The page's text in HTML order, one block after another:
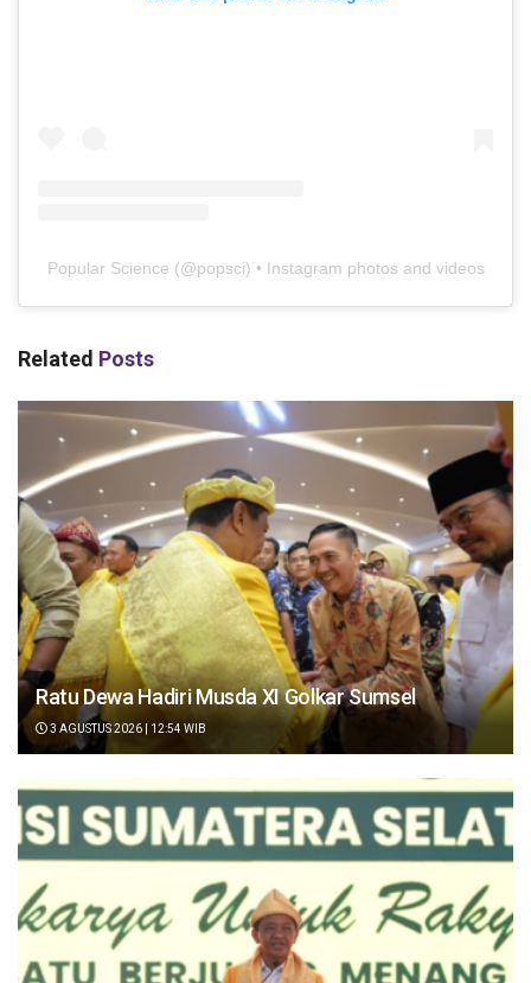
Popular Science (@popsci) • Instagram photos and videos
Related Posts
Ratu Dewa Hadiri Musda XI Golkar Sumsel
3 AGUSTUS 2026 | 12:54 WIB